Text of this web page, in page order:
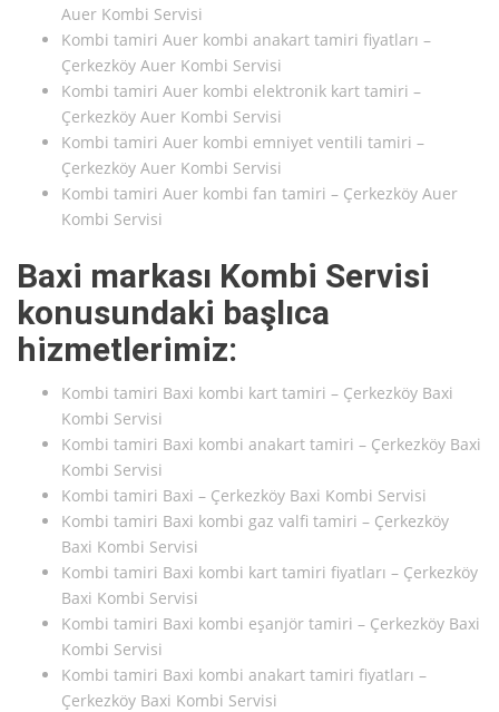
Auer Kombi Servisi
Kombi tamiri Auer kombi anakart tamiri fiyatları –
Çerkezköy Auer Kombi Servisi
Kombi tamiri Auer kombi elektronik kart tamiri –
Çerkezköy Auer Kombi Servisi
Kombi tamiri Auer kombi emniyet ventili tamiri –
Çerkezköy Auer Kombi Servisi
Kombi tamiri Auer kombi fan tamiri – Çerkezköy Auer
Kombi Servisi
Baxi markası Kombi Servisi
konusundaki başlıca
hizmetlerimiz:
Kombi tamiri Baxi kombi kart tamiri – Çerkezköy Baxi
Kombi Servisi
Kombi tamiri Baxi kombi anakart tamiri – Çerkezköy Baxi
Kombi Servisi
Kombi tamiri Baxi – Çerkezköy Baxi Kombi Servisi
Kombi tamiri Baxi kombi gaz valfi tamiri – Çerkezköy
Baxi Kombi Servisi
Kombi tamiri Baxi kombi kart tamiri fiyatları – Çerkezköy
Baxi Kombi Servisi
Kombi tamiri Baxi kombi eşanjör tamiri – Çerkezköy Baxi
Kombi Servisi
Kombi tamiri Baxi kombi anakart tamiri fiyatları –
Çerkezköy Baxi Kombi Servisi